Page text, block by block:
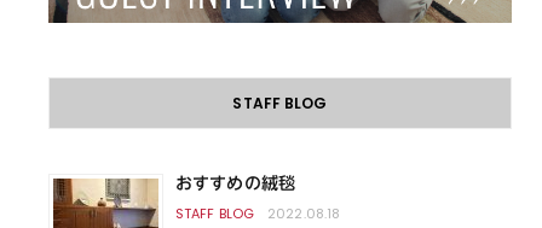
STAFF BLOG
おすすめの絨毯
2022.08.18